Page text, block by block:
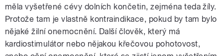
měla vyšetřené cévy dolních končetin, zejména teda žíly.
Protože tam je vlastně kontraindikace, pokud by tam bylo
nějaké žilní onemocnění. Další člověk, který má
kardiostimulátor nebo nějakou křečovou pohotovost,